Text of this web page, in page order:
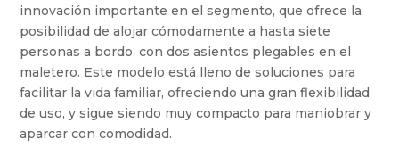
innovación importante en el segmento, que ofrece la
posibilidad de alojar cómodamente a hasta siete
personas a bordo, con dos asientos plegables en el
maletero. Este modelo está lleno de soluciones para
facilitar la vida familiar, ofreciendo una gran flexibilidad
de uso, y sigue siendo muy compacto para maniobrar y
aparcar con comodidad.